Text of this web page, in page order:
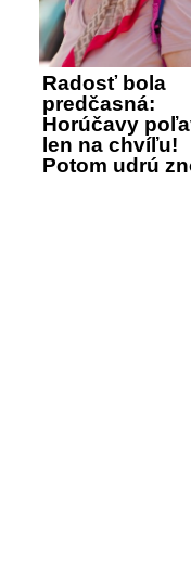
Radosť bola
predčasná:
Horúčavy
len na chvíľu!
Potom udrú